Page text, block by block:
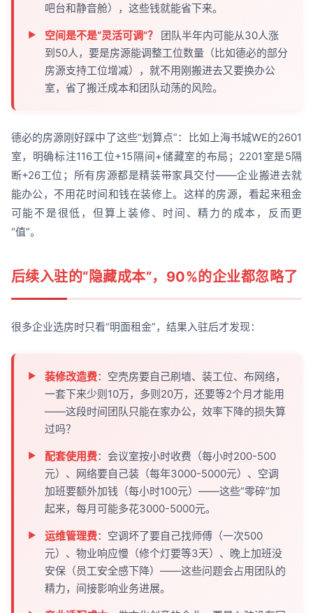
吧台和静音舱），这些钱就能省下来。
空间是不是“灵活可调”？
团队半年内可能从30人涨
到50人，要是房源能调整工位数量（比如德必的部分
房源支持工位增减），就不用刚搬进去又要换办公
室，省了搬迁成本和团队动荡的风险。
德必的房源刚好踩中了这些“划算点”：比如上海书城WE的2601
室，明确标注116工位+15隔间+储藏室的布局；2201室是5隔
断+26工位；所有房源都是精装带家具交付——企业搬进去就
能办公，不用花时间和钱在装修上。这样的房源，看起来租金
可能不是很低，但算上装修、时间、精力的成本，反而更
“值”。
后续入驻的“隐藏成本”，90%的企业都忽略了
很多企业选房时只看“明面租金”，结果入驻后才发现：
装修改造费：空壳房要自己刷墙、装工位、布网络，
一套下来少则10万，多则20万，还要等2个月才能用
——这段时间团队只能在家办公，效率下降的损失算
过吗？
配套使用费：会议室按小时收费（每小时200-500
元）、网络要自己装（每年3000-5000元）、空调
加班要额外加钱（每小时100元）——这些“零碎”加
起来，每月可能多花3000-5000元。
运维管理费：空调坏了要自己找师傅（一次500
元）、物业响应慢（修个灯要等3天）、晚上加班没
安保（员工安全感下降）——这些问题会占用团队的
精力，间接影响业务进展。